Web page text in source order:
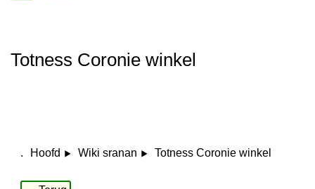
Totness Coronie winkel
. Hoofd Wiki sranan Totness Coronie winkel